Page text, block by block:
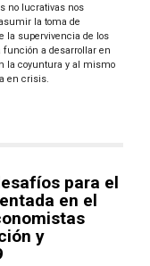
no lucrativas nos
la toma de
la supervivencia de los
a desarrollar en
la coyuntura y al mismo
en crisis.
para el
en el
y